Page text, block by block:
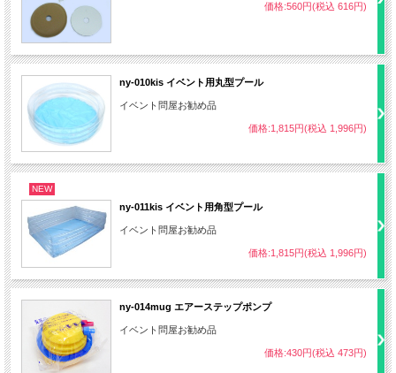
価格:560円(税込 616円)
ny-010kis イベント用丸型プール
イベント問屋お勧め品
価格:1,815円(税込 1,996円)
NEW
ny-011kis イベント用角型プール
イベント問屋お勧め品
価格:1,815円(税込 1,996円)
ny-014mug エアーステップポンプ
イベント問屋お勧め品
価格:430円(税込 473円)